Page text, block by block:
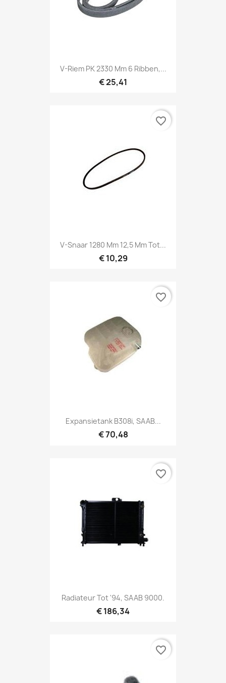
V-Riem PK 2330 Mm 6 Ribben,...
€ 25,41
V-Snaar 1280 Mm 12,5 Mm Tot...
€ 10,29
favorite_border
Expansietank B308i, SAAB...
€ 70,48
favorite_border
Radiateur Tot '94, SAAB 9000.
€ 186,34
favorite_border
favorite_border